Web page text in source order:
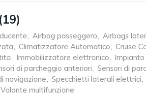
, Airbag passeggero, Airbags
, Climatizzatore Automatico, Cruise
, Immobilizzatore elettronico,
di parcheggio anteriori, Sensori di
navigazione, Specchietti laterali elettrici,
Volante multifunzione